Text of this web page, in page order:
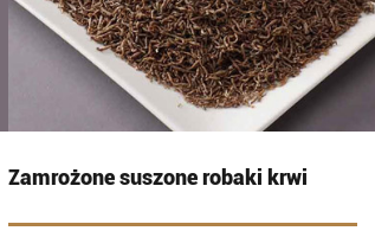
Zamrożone suszone robaki krwi